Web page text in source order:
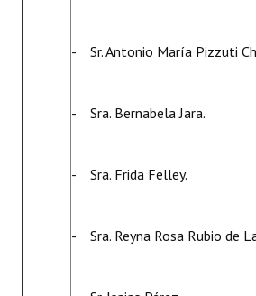
Entrega de distinciones
- Sr. Antonio María Pizzuti
- Sra. Bernabela Jara.
- Sra. Frida Felley.
- Sra. Reyna Rosa Rubio de